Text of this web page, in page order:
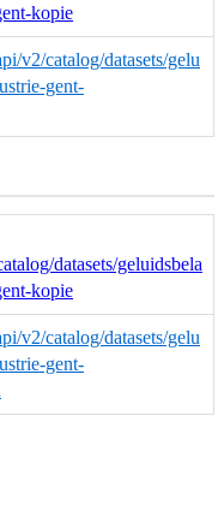
kopie
v2/catalog/datasets/gelu
gent-
datasets/geluidsbela
kopie
v2/catalog/datasets/gelu
gent-